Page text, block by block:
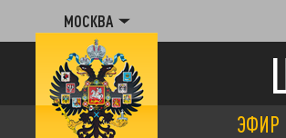
МОСКВА
ЭФИР